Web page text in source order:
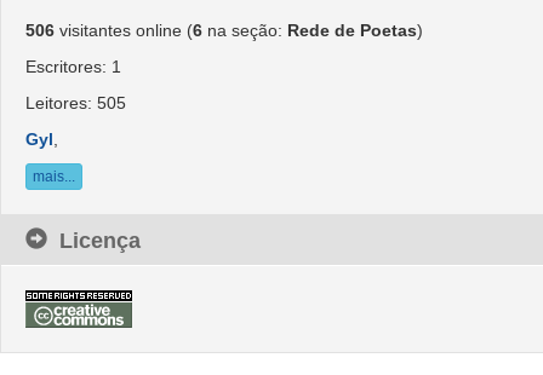
506 visitantes online (6 na seção: Rede de Poetas)
Escritores: 1
Leitores: 505
Gyl
mais...
Licença